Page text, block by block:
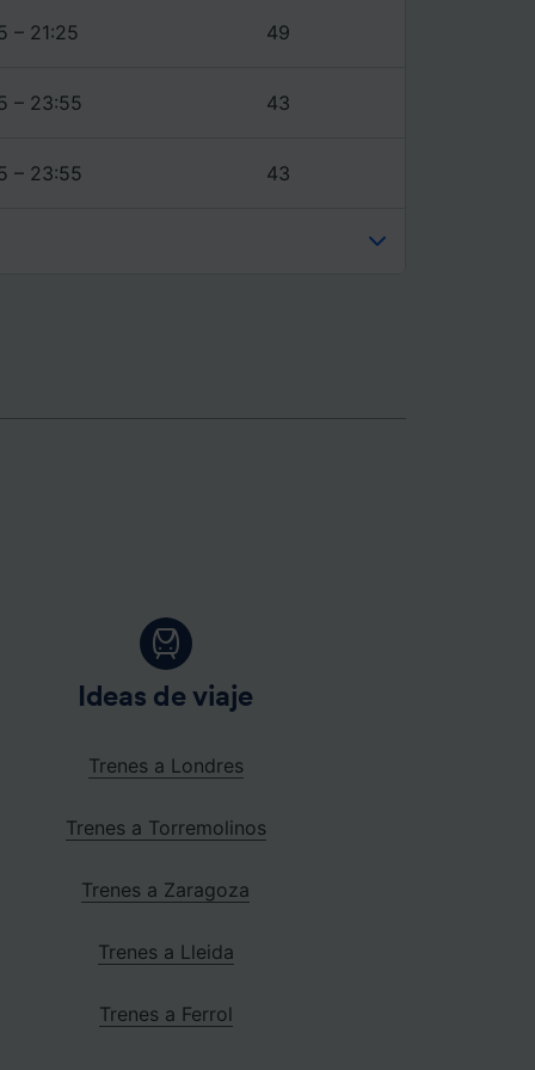
– 21:25 49
– 23:55 43
– 23:55 43
Ideas de viaje
Trenes a Londres
Trenes a Torremolinos
Trenes a Zaragoza
Trenes a Lleida
Trenes a Ferrol